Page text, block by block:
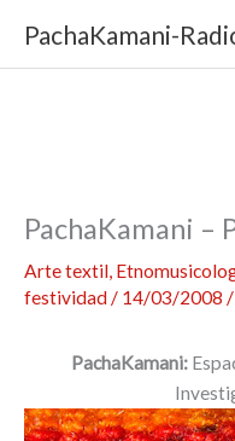
contenido
PachaKamani-
PachaKamani –
Arte textil,
festividad/ 14/03/2008 /
PachaKamani: